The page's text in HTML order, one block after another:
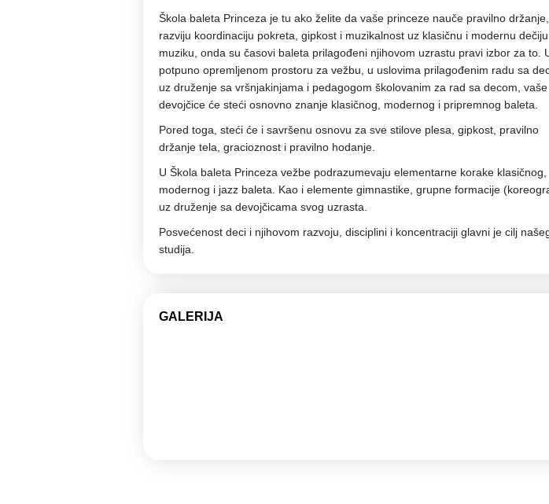
Škola baleta Princeza je tu ako želite da vaše princeze nauče pravilno držanje,
razviju koordinaciju pokreta, gipkost i muzikalnost uz klasičnu i modernu dečiju
muziku, onda su časovi baleta prilagođeni njihovom uzrastu pravi izbor za to.
potpuno opremljenom prostoru za vežbu, u uslovima prilagođenim radu sa
uz druženje sa vršnjakinjama i pedagogom školovanim za rad sa decom, vaše
devojčice će steći osnovno znanje klasičnog, modernog i pripremnog baleta.
Pored toga, steći će i savršenu osnovu za sve stilove plesa, gipkost, pravilno
držanje tela, gracioznost i pravilno hodanje.
U Škola baleta Princeza vežbe podrazumevaju elementarne korake klasičnog,
modernog i jazz baleta. Kao i elemente gimnastike, grupne formacije
uz druženje sa devojčicama svog uzrasta.
Posvećenost deci i njihovom razvoju, disciplini i koncentraciji glavni je cilj
studija.
GALERIJA